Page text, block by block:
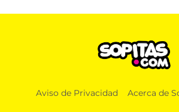
Aviso de Privacidad Acerca de